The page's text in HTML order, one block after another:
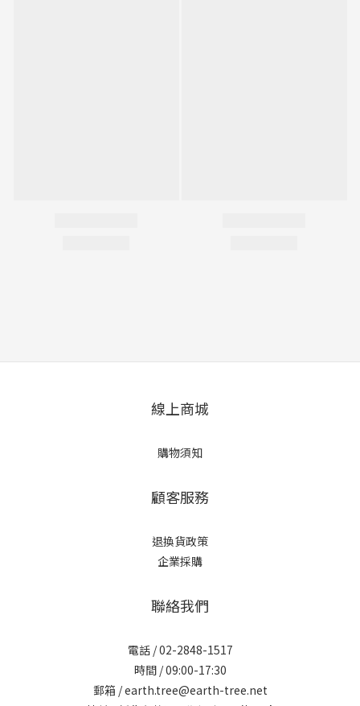
線上商城
購物須知
顧客服務
退換貨政策
企業採購
聯絡我們
電話 / 02-2848-1517
時間 / 09:00-17:30
郵箱 / earth.tree@earth-tree.net